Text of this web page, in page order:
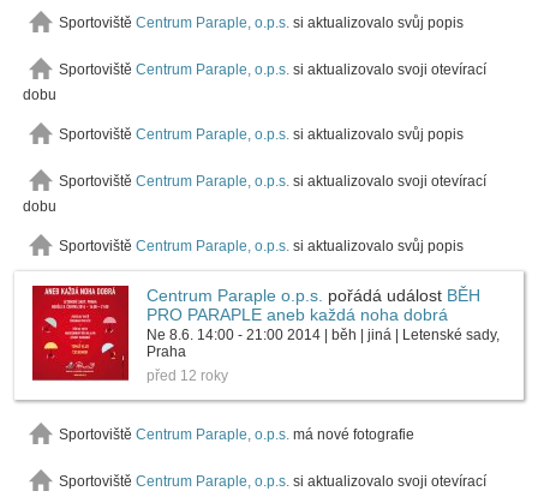
Sportoviště Centrum Paraple, o.p.s. si aktualizovalo svůj popis
Sportoviště Centrum Paraple, o.p.s. si aktualizovalo svoji otevírací
dobu
Sportoviště Centrum Paraple, o.p.s. si aktualizovalo svůj popis
Sportoviště Centrum Paraple, o.p.s. si aktualizovalo svoji otevírací
dobu
Sportoviště Centrum Paraple, o.p.s. si aktualizovalo svůj popis
Centrum Paraple o.p.s. pořádá událost BĚH
PRO PARAPLE aneb každá noha dobrá
Ne 8.6. 14:00 - 21:00 2014 | běh | jiná | Letenské sady,
Praha
před 12 roky
Sportoviště Centrum Paraple, o.p.s. má nové fotografie
Sportoviště Centrum Paraple, o.p.s. si aktualizovalo svoji otevírací